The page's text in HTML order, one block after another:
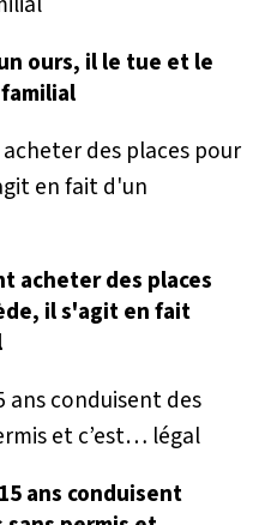
ours, il le tue et le
acheter des places
il s'agit en fait
ans conduisent